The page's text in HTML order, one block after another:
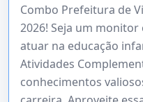
Combo Prefeitura de
2026! Seja um
atuar na educação
Atividades
conhecimentos